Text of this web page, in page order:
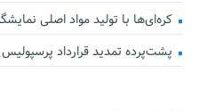
کره‌ای‌ها با تولید مواد اصلی
پشت‌پرده تمدید قرارداد